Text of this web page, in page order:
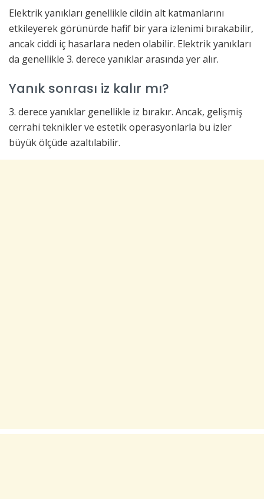
Elektrik yanıkları genellikle cildin alt katmanlarını
etkileyerek görünürde hafif bir yara izlenimi bırakabilir,
ancak ciddi iç hasarlara neden olabilir. Elektrik yanıkları
da genellikle 3. derece yanıklar arasında yer alır.
Yanık sonrası iz kalır mı?
3. derece yanıklar genellikle iz bırakır. Ancak, gelişmiş
cerrahi teknikler ve estetik operasyonlarla bu izler
büyük ölçüde azaltılabilir.